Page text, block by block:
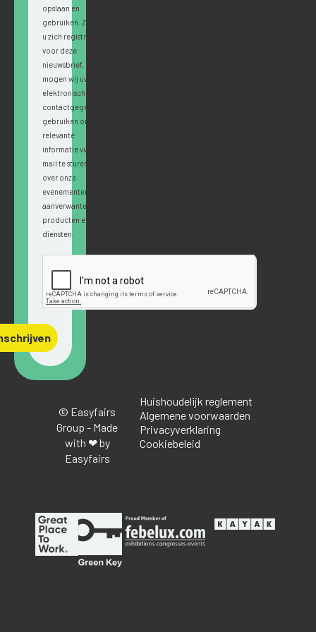
opslaan en
gebruiken. Zodra
u zich registreert
voor deze
nieuwsbrief,
mogen wij uw
elektronische
contactgegevens
gebruiken om u
relevante
informatie via e-
mail te sturen
over onze
evenementen en
aanverwante
producten en
diensten.
© Easyfairs
Group - Made
with ❤ by
Easyfairs
Huishoudelijk reglement
Algemene voorwaarden
Privacyverklaring
Cookiebeleid